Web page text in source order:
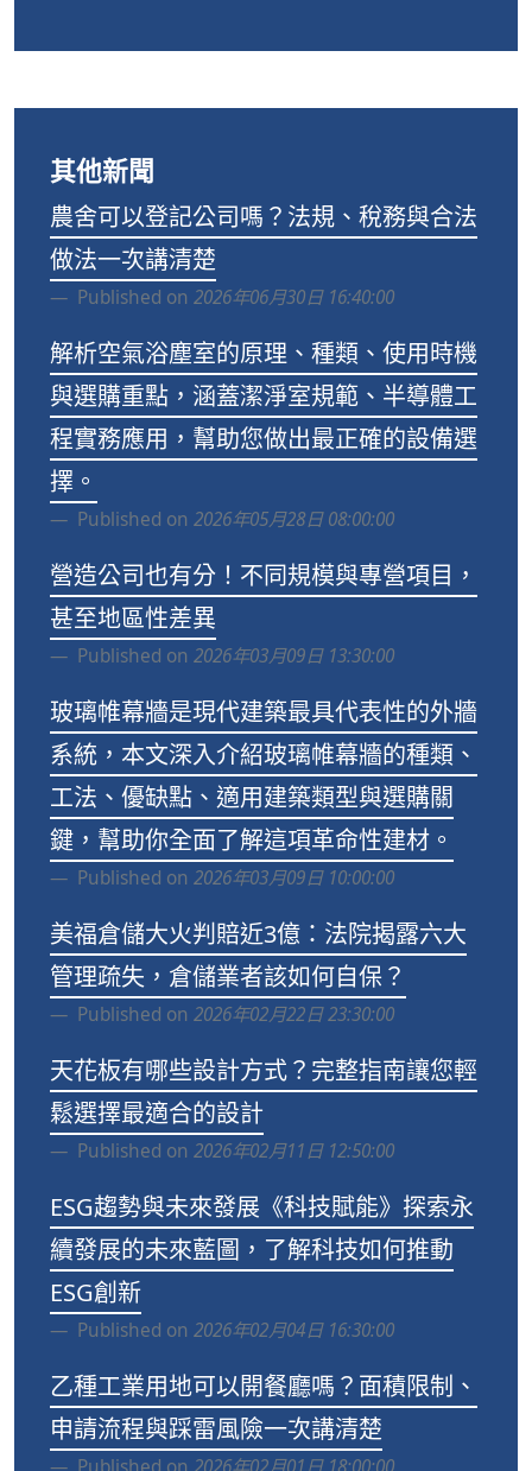
其他新聞
農舍可以登記公司嗎？法規、稅務與合法
做法一次講清楚
Published on 2026年06月30日 16:40:00
解析空氣浴塵室的原理、種類、使用時機
與選購重點，涵蓋潔淨室規範、半導體工
程實務應用，幫助您做出最正確的設備選
擇。
Published on 2026年05月28日 08:00:00
營造公司也有分！不同規模與專營項目，
甚至地區性差異
Published on 2026年03月09日 13:30:00
玻璃帷幕牆是現代建築最具代表性的外牆
系統，本文深入介紹玻璃帷幕牆的種類、
工法、優缺點、適用建築類型與選購關
鍵，幫助你全面了解這項革命性建材。
Published on 2026年03月09日 10:00:00
美福倉儲大火判賠近3億：法院揭露六大
管理疏失，倉儲業者該如何自保？
Published on 2026年02月22日 23:30:00
天花板有哪些設計方式？完整指南讓您輕
鬆選擇最適合的設計
Published on 2026年02月11日 12:50:00
ESG趨勢與未來發展《科技賦能》探索永
續發展的未來藍圖，了解科技如何推動
ESG創新
Published on 2026年02月04日 16:30:00
乙種工業用地可以開餐廳嗎？面積限制、
申請流程與踩雷風險一次講清楚